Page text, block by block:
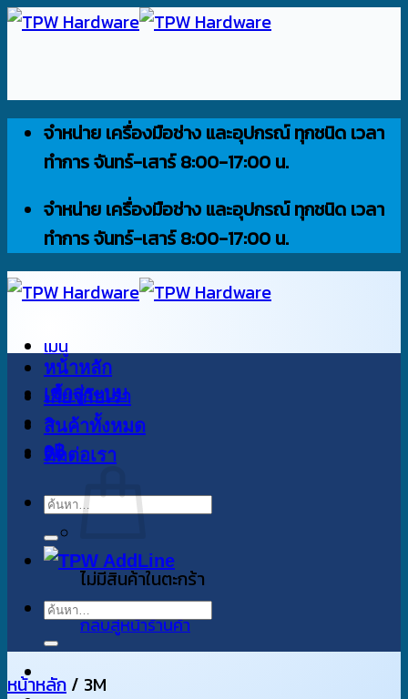
ข้าม
เนื้อหา
จำหน่าย เครื่องมือช่าง และอุปกรณ์ ทุกชนิด เวลา
ทำการ จันทร์-เสาร์ 8:00-17:00 น.
จำหน่าย เครื่องมือช่าง และอุปกรณ์ ทุกชนิด เวลา
ทำการ จันทร์-เสาร์ 8:00-17:00 น.
เมนู
เข้าสู่ระบบ
0฿
ไม่มีสินค้าในตะกร้า
กลับสู่หน้าร้านค้า
หน้าหลัก
เกี่ยวกับเรา
สินค้าทั้งหมด
ติดต่อเรา
ค้นหา:
ค้นหา:
หน้าหลัก / 3M